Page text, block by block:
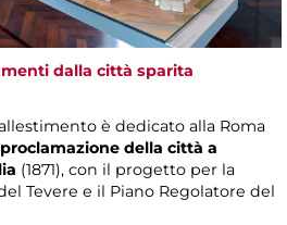
dalla città sparita
è dedicato alla Roma
della città a
(1871), con il progetto per la
Tevere e il Piano Regolatore del